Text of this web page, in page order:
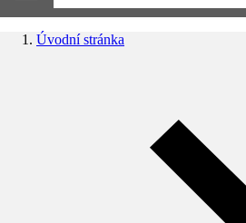
Úvodní stránka